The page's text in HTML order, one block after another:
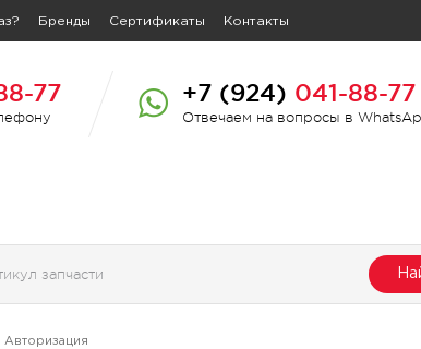
Бренды Сертификаты Контакты
77 +7 (924) 041-88-77
Отвечаем на вопросы в
Авторизация